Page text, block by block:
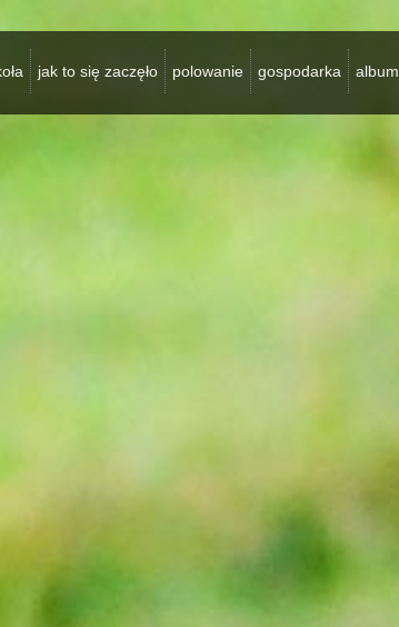
jak to się zaczęło polowanie gospodarka